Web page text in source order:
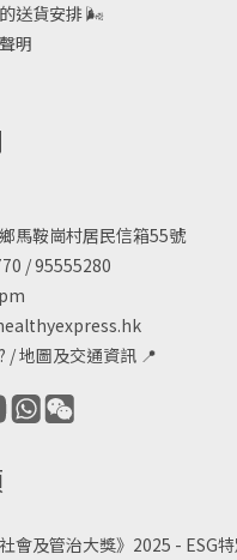
送貨安排🌬
明
馬鞍崗村居民信箱55號
/ 95555280
/地圖及交通資訊 📍
會及管治大獎》2025 - ESG